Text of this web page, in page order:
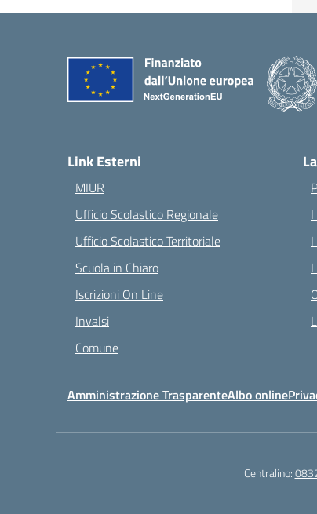
Link Esterni
MIUR
Ufficio Scolastico Regionale
Ufficio Scolastico Territoriale
Scuola in Chiaro
Iscrizioni On Line
Invalsi
Comune
Amministrazione TrasparenteAlbo online
Centralino: